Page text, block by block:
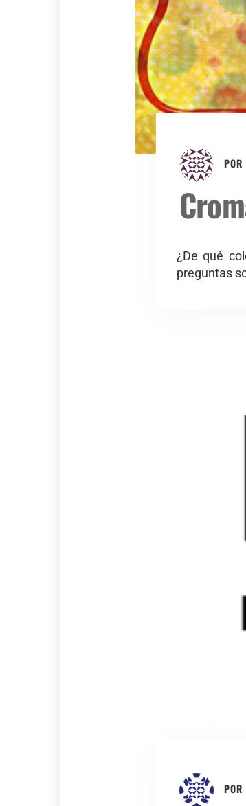
POR
¿De qué
preguntas
POR